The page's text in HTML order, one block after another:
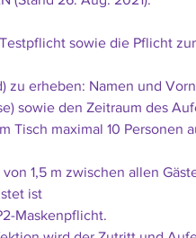
sowie die Pflicht
zu erheben: Namen und
sowie den Zeitraum des
maximal 10 Personen
1,5 m zwischen allen
ist
Maskenpflicht.